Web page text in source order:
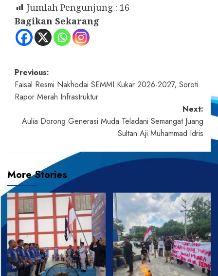
Jumlah Pengunjung : 16
Bagikan Sekarang
Post
navigation
Previous:
Faisal Resmi Nakhodai SEMMI Kukar 2026-2027, Soroti
Rapor Merah Infrastruktur
Next:
Aulia Dorong Generasi Muda Teladani Semangat Juang
Sultan Aji Muhammad Idris
More Stories